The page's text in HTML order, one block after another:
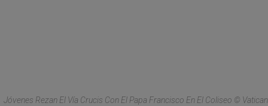
Jóvenes Rezan El Vía Crucis Con El Papa Francisco En El Coliseo © Vatican